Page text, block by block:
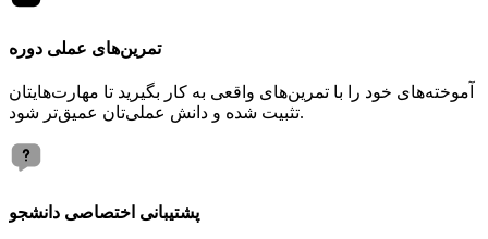
تمرین‌های عملی دوره
آموخته‌های خود را با تمرین‌های واقعی به کار بگیرید تا مهارت‌هایتان
تثبیت شده و دانش عملی‌تان عمیق‌تر شود.
پشتیبانی اختصاصی دانشجو